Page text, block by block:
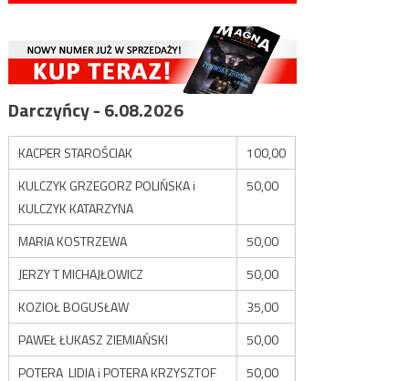
Darczyńcy - 6.08.2026
KACPER STAROŚCIAK
100,00
KULCZYK GRZEGORZ POLIŃSKA i
KULCZYK KATARZYNA
50,00
MARIA KOSTRZEWA
50,00
JERZY T MICHAJŁOWICZ
50,00
KOZIOŁ BOGUSŁAW
35,00
PAWEŁ ŁUKASZ ZIEMIAŃSKI
50,00
POTERA LIDIA i POTERA KRZYSZTOF
50,00